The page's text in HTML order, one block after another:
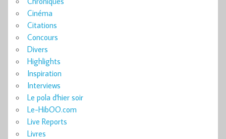
Cinéma
Citations
Concours
Divers
Highlights
Inspiration
Interviews
Le pola d'hier soir
Le-HibOO.com
Live Reports
Livres